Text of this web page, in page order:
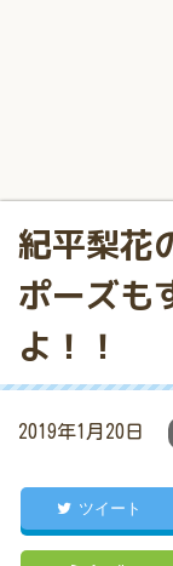
紀平梨花
ポーズも
よ！！
2019年1月20日
ツイート